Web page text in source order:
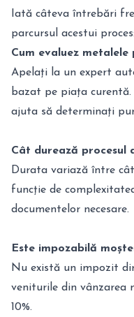
Iată câteva întrebări
parcursul acestui proces:
Cum evaluez
Apelați la un expert
bazat pe piața curentă.
ajuta să determinați
Cât durează procesul
Durata variază între
funcție de
documentelor necesare.
Este impozabilă
Nu există un impozit
veniturile din vânzarea
10%.